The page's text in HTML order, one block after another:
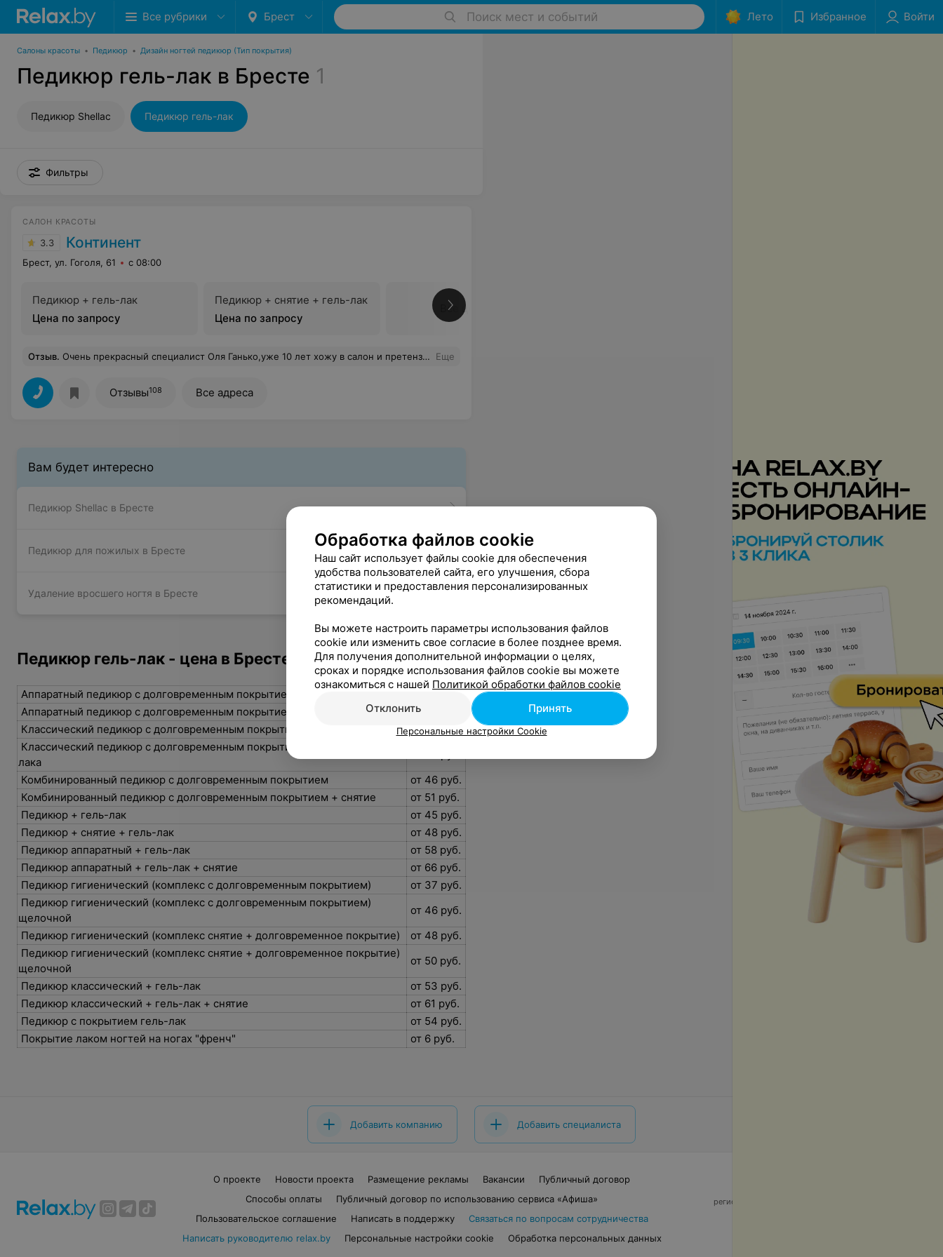
Все рубрики Брест Поиск мест и событий Лето Избранное Войти
Салоны красоты • Педикюр • Дизайн ногтей педикюр (Тип покрытия)
Педикюр гель-лак в Бресте 1
Педикюр Shellac Педикюр гель-лак
Фильтры
САЛОН КРАСОТЫ
3.3 Континент
Брест, ул. Гоголя, 61 с 08:00
Педикюр + гель-лак
Цена по запросу
Педикюр + снятие + гель-лак
Цена по запросу
Все цены
Отзыв. Очень прекрасный специалист Оля Ганько,уже 10 лет хожу в салон и претензий нет ,всё отлично. Так же к Карине на наращивание ресниц.Всё супер!Советую всем! Еще
Отзывы108 Все адреса
Вам будет интересно
Педикюр Shellac в Бресте
Педикюр для пожилых в Бресте
Удаление вросшего ногтя в Бресте
Педикюр гель-лак - цена в Бресте
Аппаратный педикюр с долговременным покрытием
от 51 руб.
Аппаратный педикюр с долговременным покрытием + снятие
от 54 руб.
Классический педикюр c долговременным покрытием
от 40 руб.
Классический педикюр c долговременным покрытием + снятие гель-
лака
Комбинированный педикюр с долговременным покрытием
от 46 руб.
Комбинированный педикюр с долговременным покрытием + снятие
от 51 руб.
Педикюр + гель-лак
от 45 руб.
Педикюр + снятие + гель-лак
от 48 руб.
Педикюр аппаратный + гель-лак
от 58 руб.
Педикюр аппаратный + гель-лак + снятие
от 66 руб.
Педикюр гигиенический (комплекс с долговременным покрытием)
от 37 руб.
Педикюр гигиенический (комплекс с долговременным покрытием)
щелочной
от 46 руб.
Педикюр гигиенический (комплекс снятие + долговременное покрытие)
от 48 руб.
Педикюр гигиенический (комплекс снятие + долговременное покрытие)
щелочной
от 50 руб.
Педикюр классический + гель-лак
от 53 руб.
Педикюр классический + гель-лак + снятие
от 61 руб.
Педикюр с покрытием гель-лак
от 54 руб.
Покрытие лаком ногтей на ногах "френч"
от 6 руб.
Добавить компанию Добавить специалиста
О проекте Новости проекта Размещение рекламы Вакансии
Публичный договор
Способы оплаты
Публичный договор по использованию сервиса «Афиша»
Пользовательское соглашение
Написать в поддержку
Связаться по вопросам сотрудничества
Написать руководителю relax.by
Персональные настройки cookie Обработка персональных данных
регистрирующий орган - Минский горисполком
Обработка файлов cookie
Наш сайт использует файлы cookie для обеспечения
удобства пользователей сайта, его улучшения, сбора
статистики и предоставления персонализированных
рекомендаций.
Вы можете настроить параметры использования файлов
cookie или изменить свое согласие в более позднее время.
Для получения дополнительной информации о целях,
сроках и порядке использования файлов cookie вы можете
ознакомиться с нашей Политикой обработки файлов cookie
Отклонить
Принять
Персональные настройки Cookie